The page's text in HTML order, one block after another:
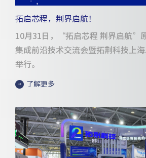
拓启芯程，荆界启航！
10月31日，“拓启芯程 荆界启航”
集成前沿技术交流会暨拓荆科技上
举行。
了解更多